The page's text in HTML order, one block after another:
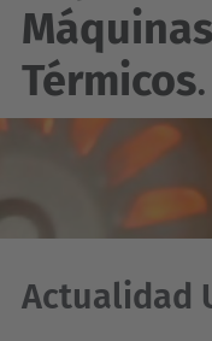
Térmicos.
Actualidad